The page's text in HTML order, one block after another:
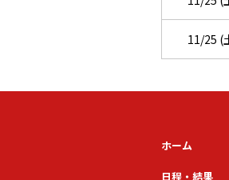
11/25 (
ホーム
日程・結果